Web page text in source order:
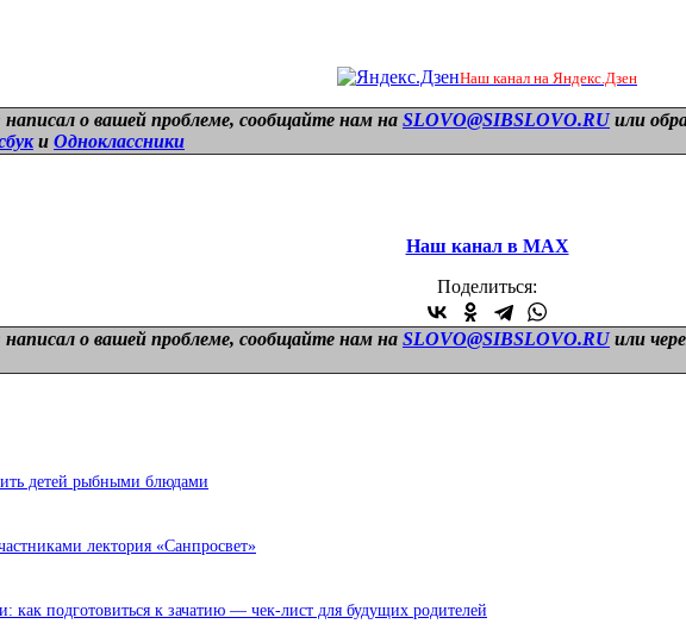
Наш канал на Яндекс.Дзен
о вашей проблеме, сообщайте нам на SLOVO@SIBSLOVO.RU или
и Одноклассники
Наш канал в МАХ
Поделиться:
о вашей проблеме, сообщайте нам на SLOVO@SIBSLOVO.RU или
детей рыбными блюдами
лектория «Санпросвет»
подготовиться к зачатию — чек-лист для будущих родителей